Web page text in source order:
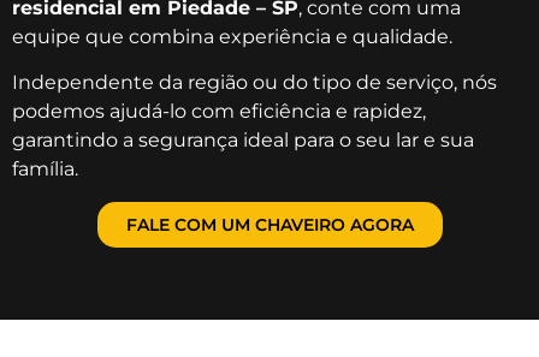
residencial em Piedade – SP, conte com uma
equipe que combina experiência e qualidade.
Independente da região ou do tipo de serviço, nós
podemos ajudá-lo com eficiência e rapidez,
garantindo a segurança ideal para o seu lar e sua
família.
FALE COM UM CHAVEIRO AGORA